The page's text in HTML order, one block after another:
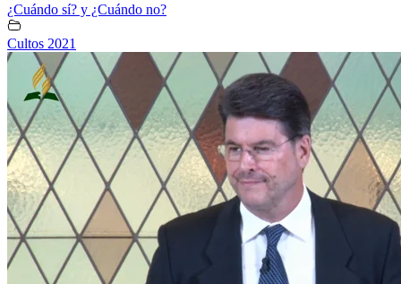
¿Cuándo sí? y ¿Cuándo no?
Cultos 2021